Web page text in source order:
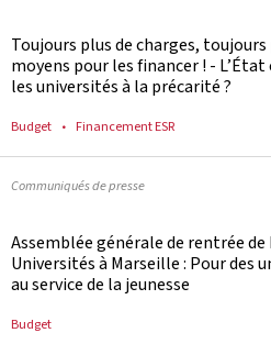
Toujours plus de charges, toujours
moyens pour les financer ! -
les universités à la précarité ?
Budget Financement ESR
Communiqués de presse
Assemblée générale de rentrée de
Universités à Marseille : Pour des
au service de la jeunesse
Budget